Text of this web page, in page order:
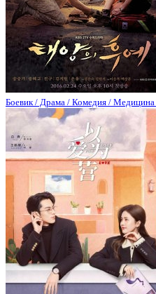
Боевик / Драма / Комедия /